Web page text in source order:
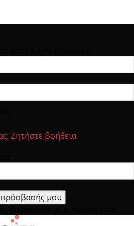
Ζητήστε βοήθεια